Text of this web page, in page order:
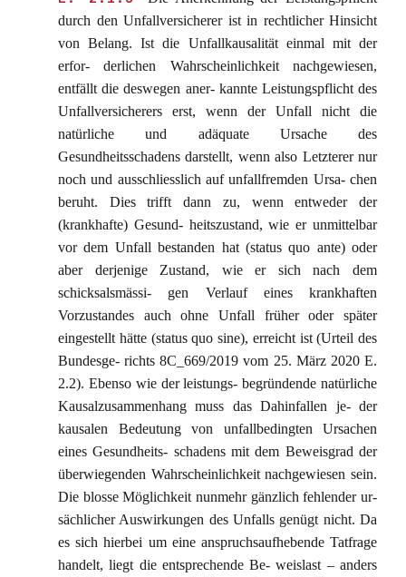
durch den Unfallversicherer ist in rechtlicher Hinsicht
von Belang. Ist die Unfallkausalität einmal mit der
erfor- derlichen Wahrscheinlichkeit nachgewiesen,
entfällt die deswegen aner- kannte Leistungspflicht des
Unfallversicherers erst, wenn der Unfall nicht die
natürliche und adäquate Ursache des
Gesundheitsschadens darstellt, wenn also Letzterer nur
noch und ausschliesslich auf unfallfremden Ursa- chen
beruht. Dies trifft dann zu, wenn entweder der
(krankhafte) Gesund- heitszustand, wie er unmittelbar
vor dem Unfall bestanden hat (status quo ante) oder
aber derjenige Zustand, wie er sich nach dem
schicksalsmässi- gen Verlauf eines krankhaften
Vorzustandes auch ohne Unfall früher oder später
eingestellt hätte (status quo sine), erreicht ist (Urteil des
Bundesge- richts 8C_669/2019 vom 25. März 2020 E.
2.2). Ebenso wie der leistungs- begründende natürliche
Kausalzusammenhang muss das Dahinfallen je- der
kausalen Bedeutung von unfallbedingten Ursachen
eines Gesundheits- schadens mit dem Beweisgrad der
überwiegenden Wahrscheinlichkeit nachgewiesen sein.
Die blosse Möglichkeit nunmehr gänzlich fehlender ur-
sächlicher Auswirkungen des Unfalls genügt nicht. Da
es sich hierbei um eine anspruchsaufhebende Tatfrage
handelt, liegt die entsprechende Be- weislast – anders